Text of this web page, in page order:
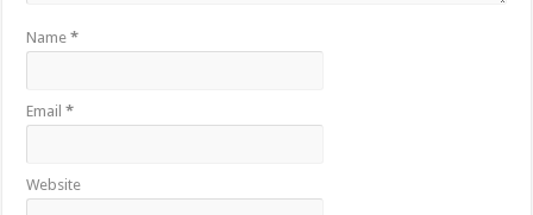
Name*
Email*
Website